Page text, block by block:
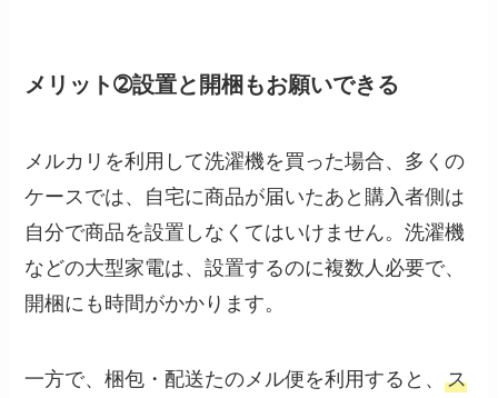
メリット➁設置と開梱もお願いできる
メルカリを利用して洗濯機を買った場合、多くの
ケースでは、自宅に商品が届いたあと購入者側は
自分で商品を設置しなくてはいけません。洗濯機
などの大型家電は、設置するのに複数人必要で、
開梱にも時間がかかります。
一方で、梱包・配送たのメル便を利用すると、ス